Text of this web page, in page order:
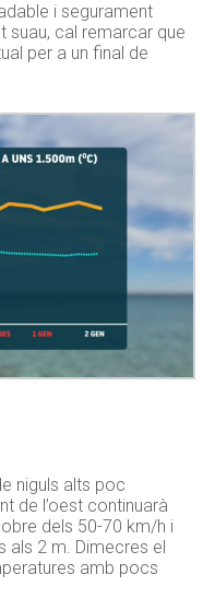
i segurament
suau, cal remarcar que
per a un final de
niguls alts poc
de l’oest continuarà
dels 50-70 km/h i
2 m. Dimecres el
amb pocs